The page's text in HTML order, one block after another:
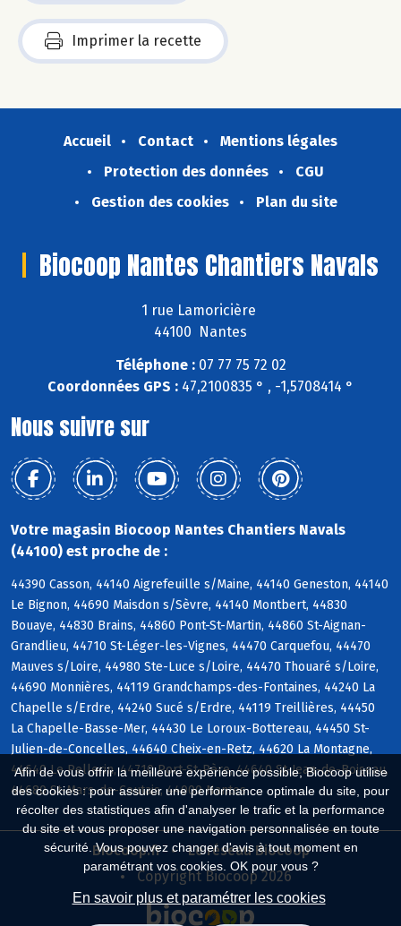
Afin de vous offrir la meilleure expérience possible, Biocoop utilise
des cookies : pour assurer une performance optimale du site, pour
récolter des statistiques afin d'analyser le trafic et la performance
du site et vous proposer une navigation personnalisée en toute
sécurité. Vous pouvez changer d'avis à tout moment en
paramétrant vos cookies. OK pour vous ?
En savoir plus et paramétrer les cookies
Imprimer la recette
Accueil Contact
Mentions légales
Protection des données
CGU
Gestion des cookies
Plan du site
Biocoop Nantes Chantiers Navals
1 rue Lamoricière
44100 Nantes
Téléphone :07 77 75 72 02
Coordonnées GPS : 47,2100835 ° , -1,5708414 °
Nous suivre sur
Votre magasin Biocoop Nantes Chantiers Navals
(44100) est proche de :
44390 Casson, 44140 Aigrefeuille s/Maine, 44140 Geneston, 44140
Le Bignon, 44690 Maisdon s/Sèvre, 44140 Montbert, 44830
Bouaye, 44830 Brains, 44860 Pont-St-Martin, 44860 St-Aignan-
Grandlieu, 44710 St-Léger-les-Vignes, 44470 Carquefou, 44470
Mauves s/Loire, 44980 Ste-Luce s/Loire, 44470 Thouaré s/Loire,
44690 Monnières, 44119 Grandchamps-des-Fontaines, 44240 La
Chapelle s/Erdre, 44240 Sucé s/Erdre, 44119 Treillières, 44450
La Chapelle-Basse-Mer, 44430 Le Loroux-Bottereau, 44450 St-
Julien-de-Concelles, 44640 Cheix-en-Retz, 44620 La Montagne,
44640 Le Pellerin, 44710 Port-St-Père, 44640 St-Jean-de-Boiseau,
44680 St-Mars-de-Coutais, 44000 Nantes
Biocoop.fr
Le réseau Biocoop
Copyright Biocoop 2026